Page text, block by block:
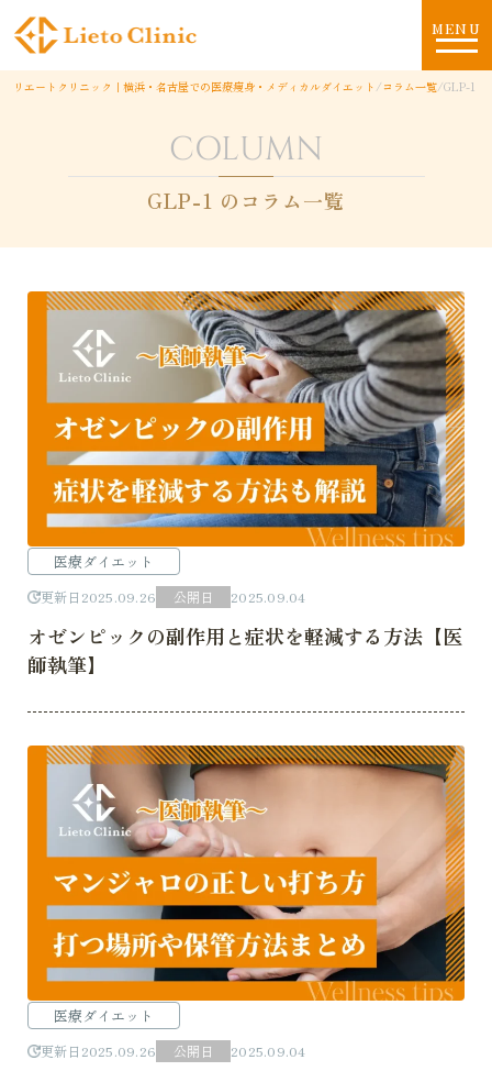
MENU
リエートクリニック｜横浜・名古屋での医療痩身・メディカルダイエット /コラム一覧/GLP-1
COLUMN
GLP-1 のコラム一覧
医療ダイエット
更新日 2025.09.26 公開日 2025.09.04
オゼンピックの副作用と症状を軽減する方法【医
師執筆】
医療ダイエット
更新日 2025.09.26 公開日 2025.09.04